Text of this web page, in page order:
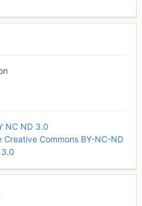
NC ND 3.0
Commons BY-NC-ND
3.0